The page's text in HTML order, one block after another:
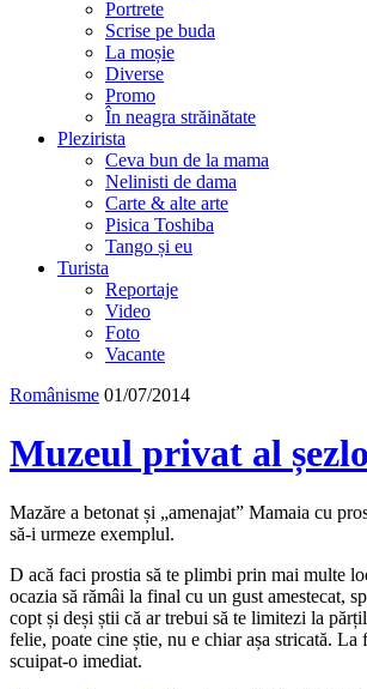
Portrete
Scrise pe buda
La moșie
Diverse
Promo
În neagra străinătate
Plezirista
Ceva bun de la mama
Nelinisti de dama
Carte & alte arte
Pisica Toshiba
Tango și eu
Turista
Reportaje
Video
Foto
Vacante
Românisme 01/07/2014
Muzeul privat al
Mazăre a betonat și „amenajat” Mamaia cu
să-i urmeze exemplul.
D acă faci prostia să te plimbi prin mai multe
ocazia să rămâi la final cu un gust amestecat,
copt și deși știi că ar trebui să te limitezi la
felie, poate cine știe, nu e chiar așa stricată.
scuipat-o imediat.